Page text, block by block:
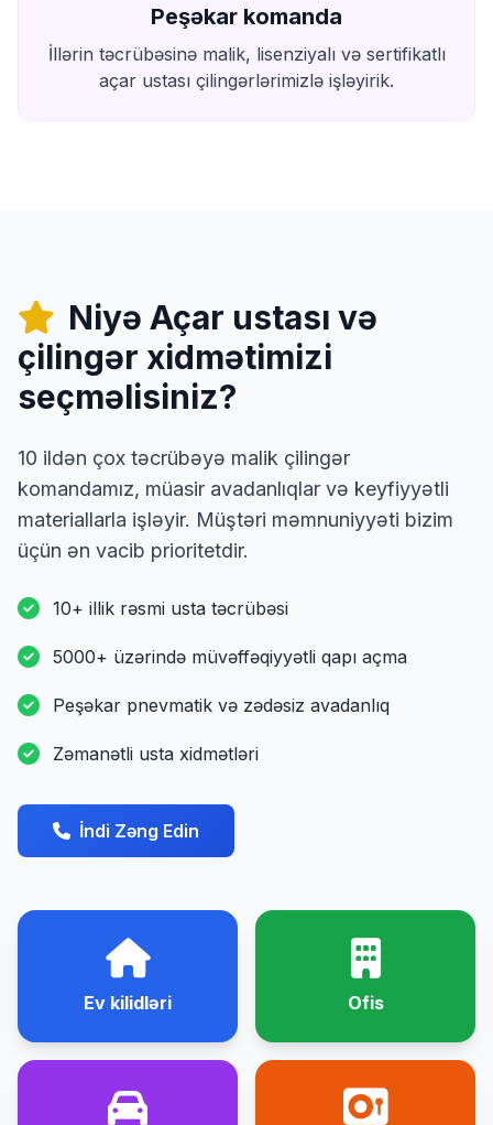
Peşəkar komanda
İllərin təcrübəsinə malik, lisenziyalı və sertifikatlı
açar ustası çilingərlərimizlə işləyirik.
Niyə Açar ustası və
çilingər xidmətimizi
seçməlisiniz?
10 ildən çox təcrübəyə malik çilingər
komandamız, müasir avadanlıqlar və keyfiyyətli
materiallarla işləyir. Müştəri məmnuniyyəti bizim
üçün ən vacib prioritetdir.
10+ illik rəsmi usta təcrübəsi
5000+ üzərində müvəffəqiyyətli qapı açma
Peşəkar pnevmatik və zədəsiz avadanlıq
Zəmanətli usta xidmətləri
İndi Zəng Edin
Ev kilidləri Ofis